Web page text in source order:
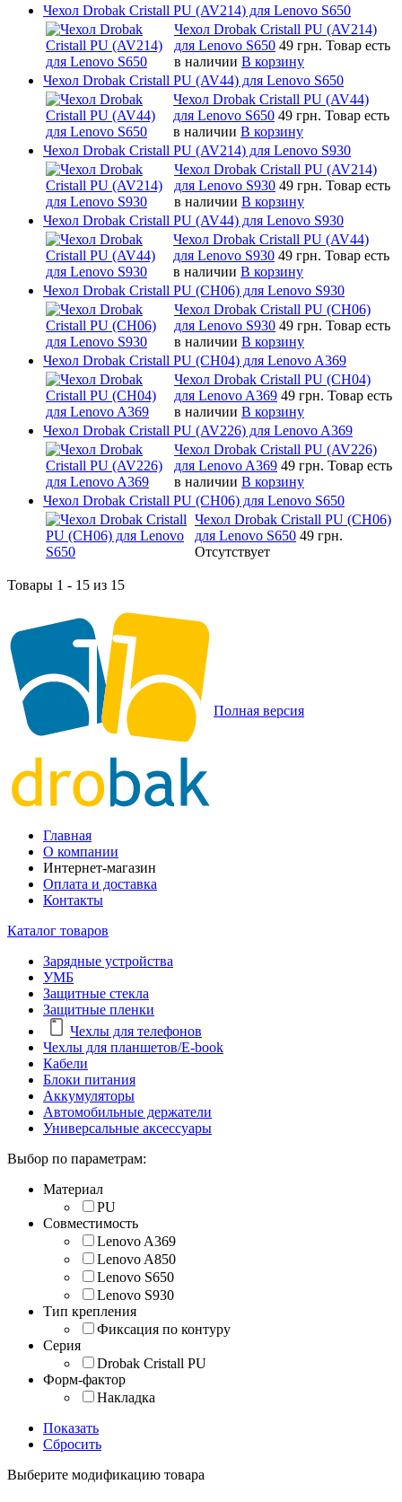
Чехол Drobak Cristall PU (AV214) для Lenovo S650
Чехол Drobak Cristall PU (AV214)
для Lenovo S650 49 грн. Товар есть
в наличии В корзину
Чехол Drobak Cristall PU (AV44) для Lenovo S650
Чехол Drobak Cristall PU (AV44)
для Lenovo S650 49 грн. Товар есть
в наличии В корзину
Чехол Drobak Cristall PU (AV214) для Lenovo S930
Чехол Drobak Cristall PU (AV214)
для Lenovo S930 49 грн. Товар есть
в наличии В корзину
Чехол Drobak Cristall PU (AV44) для Lenovo S930
Чехол Drobak Cristall PU (AV44)
для Lenovo S930 49 грн. Товар есть
в наличии В корзину
Чехол Drobak Cristall PU (CH06) для Lenovo S930
Чехол Drobak Cristall PU (CH06)
для Lenovo S930 49 грн. Товар есть
в наличии В корзину
Чехол Drobak Cristall PU (CH04) для Lenovo A369
Чехол Drobak Cristall PU (CH04)
для Lenovo A369 49 грн. Товар есть
в наличии В корзину
Чехол Drobak Cristall PU (AV226) для Lenovo A369
Чехол Drobak Cristall PU (AV226)
для Lenovo A369 49 грн. Товар есть
в наличии В корзину
Чехол Drobak Cristall PU (CH06) для Lenovo S650
Чехол Drobak Cristall PU (CH06)
для Lenovo S650 49 грн.
Отсутствует
Товары 1 - 15 из 15
Полная версия
Главная
О компании
Интернет-магазин
Оплата и доставка
Контакты
Каталог товаров
Зарядные устройства
УМБ
Защитные стекла
Защитные пленки
Чехлы для телефонов
Чехлы для планшетов/E-book
Кабели
Блоки питания
Аккумуляторы
Автомобильные держатели
Универсальные аксессуары
Выбор по параметрам:
Материал
PU
Совместимость
Lenovo A369
Lenovo A850
Lenovo S650
Lenovo S930
Тип крепления
Фиксация по контуру
Серия
Drobak Cristall PU
Форм-фактор
Накладка
Показать
Сбросить
Выберите модификацию товара